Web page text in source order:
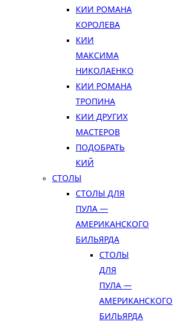
КИИ РОМАНА
КОРОЛЕВА
КИИ
МАКСИМА
НИКОЛАЕНКО
КИИ РОМАНА
ТРОПИНА
КИИ ДРУГИХ
МАСТЕРОВ
ПОДОБРАТЬ
КИЙ
СТОЛЫ
СТОЛЫ ДЛЯ
ПУЛА —
АМЕРИКАНСКОГО
БИЛЬЯРДА
СТОЛЫ
ДЛЯ
ПУЛА —
АМЕРИКАНСКОГО
БИЛЬЯРДА